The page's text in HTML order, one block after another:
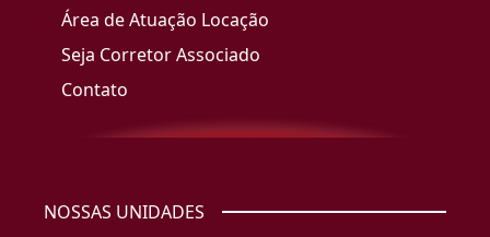
Área de Atuação Locação
Seja Corretor Associado
Contato
NOSSAS UNIDADES